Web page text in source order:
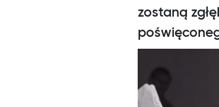
zostaną